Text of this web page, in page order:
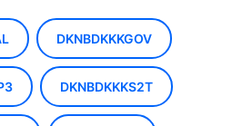
DKNBDKKKGOV
DKNBDKKKS2T